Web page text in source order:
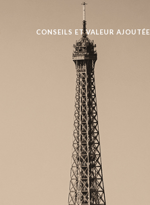
CONSEILS ET VALEUR AJOUTÉE